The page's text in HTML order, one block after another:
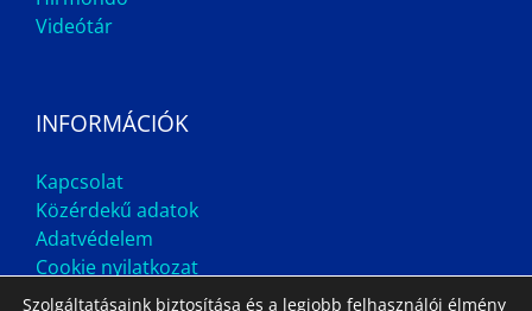
Videótár
INFORMÁCIÓK
Kapcsolat
Közérdekű adatok
Adatvédelem
Cookie nyilatkozat
Szolgáltatásaink biztosítása és a legjobb felhasználói élmény